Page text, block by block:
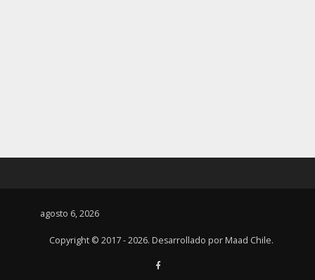
agosto 6, 2026
Copyright © 2017 - 2026. Desarrollado por Maad Chile.